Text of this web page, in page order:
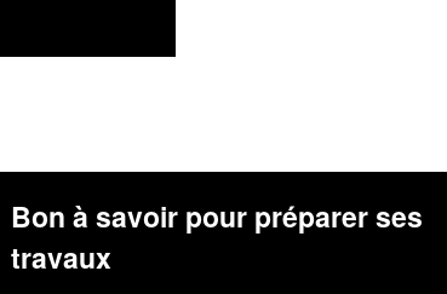
Bon à savoir pour préparer ses
travaux